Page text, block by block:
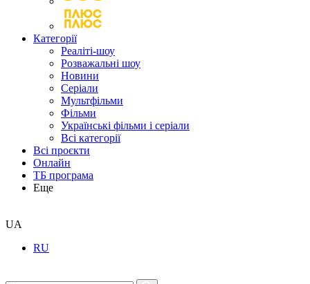
Категорії
Реаліті-шоу
Розважальні шоу
Новини
Серіали
Мультфільми
Фільми
Українські фільми і серіали
Всі категорії
Всі проєкти
Онлайн
ТБ програма
Еще
UA
RU